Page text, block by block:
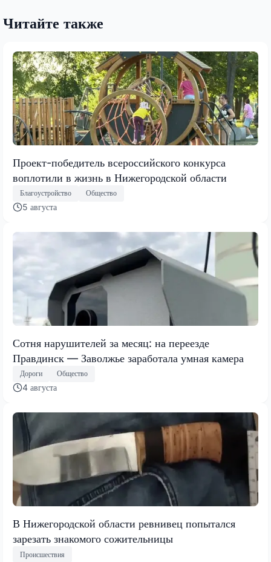
Читайте также
Проект-победитель всероссийского конкурса
воплотили в жизнь в Нижегородской области
Благоустройство Общество
5 августа
Сотня нарушителей за месяц: на переезде
Правдинск — Заволжье заработала умная камера
Дороги Общество
4 августа
В Нижегородской области ревнивец попытался
зарезать знакомого сожительницы
Происшествия